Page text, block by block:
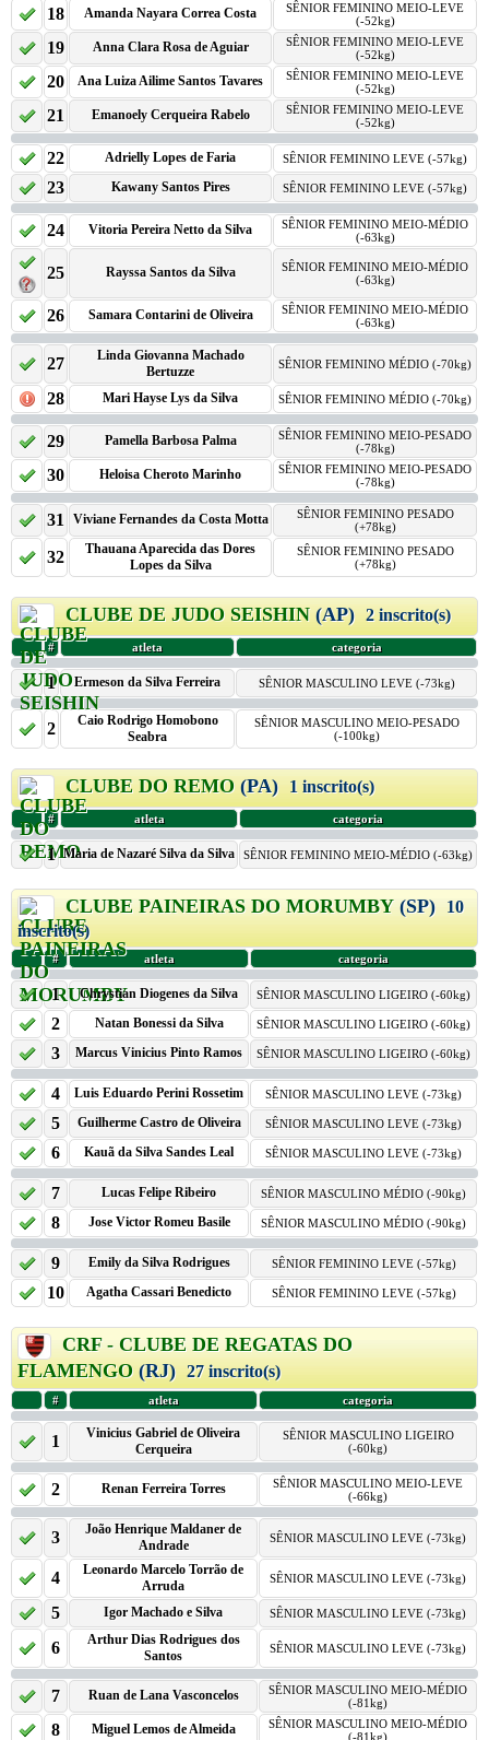
18 Amanda Nayara Correa Costa
SÊNIOR FEMININO MEIO-LEVE
(-52kg)
19 Anna Clara Rosa de Aguiar
SÊNIOR FEMININO MEIO-LEVE
(-52kg)
20 Ana Luiza Ailime Santos Tavares
SÊNIOR FEMININO MEIO-LEVE
(-52kg)
21 Emanoely Cerqueira Rabelo
SÊNIOR FEMININO MEIO-LEVE
(-52kg)
22 Adrielly Lopes de Faria SÊNIOR FEMININO LEVE (-57kg)
23 Kawany Santos Pires SÊNIOR FEMININO LEVE (-57kg)
24 Vitoria Pereira Netto da Silva
SÊNIOR FEMININO MEIO-MÉDIO
(-63kg)
25 Rayssa Santos da Silva
SÊNIOR FEMININO MEIO-MÉDIO
(-63kg)
26 Samara Contarini de Oliveira
SÊNIOR FEMININO MEIO-MÉDIO
(-63kg)
27
Linda Giovanna Machado
Bertuzze
SÊNIOR FEMININO MÉDIO (-70kg)
28 Mari Hayse Lys da Silva SÊNIOR FEMININO MÉDIO (-70kg)
29 Pamella Barbosa Palma
SÊNIOR FEMININO MEIO-PESADO
(-78kg)
30 Heloisa Cheroto Marinho
SÊNIOR FEMININO MEIO-PESADO
(-78kg)
31 Viviane Fernandes da Costa Motta
SÊNIOR FEMININO PESADO
(+78kg)
32
Thauana Aparecida das Dores
Lopes da Silva
SÊNIOR FEMININO PESADO
(+78kg)
CLUBE DE JUDO SEISHIN (AP) 2 inscrito(s)
# atleta categoria
1 Ermeson da Silva Ferreira SÊNIOR MASCULINO LEVE (-73kg)
2
Caio Rodrigo Homobono
Seabra
SÊNIOR MASCULINO MEIO-PESADO
(-100kg)
CLUBE DO REMO (PA) 1 inscrito(s)
# atleta categoria
1 Maria de Nazaré Silva da Silva SÊNIOR FEMININO MEIO-MÉDIO (-63kg)
CLUBE PAINEIRAS DO MORUMBY (SP)
10
inscrito(s)
# atleta categoria
1 Chrystian Diogenes da Silva SÊNIOR MASCULINO LIGEIRO (-60kg)
2 Natan Bonessi da Silva SÊNIOR MASCULINO LIGEIRO (-60kg)
3 Marcus Vinicius Pinto Ramos SÊNIOR MASCULINO LIGEIRO (-60kg)
4 Luis Eduardo Perini Rossetim SÊNIOR MASCULINO LEVE (-73kg)
5 Guilherme Castro de Oliveira SÊNIOR MASCULINO LEVE (-73kg)
6 Kauã da Silva Sandes Leal SÊNIOR MASCULINO LEVE (-73kg)
7 Lucas Felipe Ribeiro SÊNIOR MASCULINO MÉDIO (-90kg)
8 Jose Victor Romeu Basile SÊNIOR MASCULINO MÉDIO (-90kg)
9 Emily da Silva Rodrigues SÊNIOR FEMININO LEVE (-57kg)
10 Agatha Cassari Benedicto SÊNIOR FEMININO LEVE (-57kg)
CRF - CLUBE DE REGATAS DO
FLAMENGO (RJ) 27 inscrito(s)
# atleta categoria
1
Vinicius Gabriel de Oliveira
Cerqueira
SÊNIOR MASCULINO LIGEIRO
(-60kg)
2 Renan Ferreira Torres
SÊNIOR MASCULINO MEIO-LEVE
(-66kg)
3
João Henrique Maldaner de
Andrade
SÊNIOR MASCULINO LEVE (-73kg)
4
Leonardo Marcelo Torrão de
Arruda
SÊNIOR MASCULINO LEVE (-73kg)
5 Igor Machado e Silva SÊNIOR MASCULINO LEVE (-73kg)
6
Arthur Dias Rodrigues dos
Santos
SÊNIOR MASCULINO LEVE (-73kg)
7 Ruan de Lana Vasconcelos
SÊNIOR MASCULINO MEIO-MÉDIO
(-81kg)
8 Miguel Lemos de Almeida
SÊNIOR MASCULINO MEIO-MÉDIO
(-81kg)